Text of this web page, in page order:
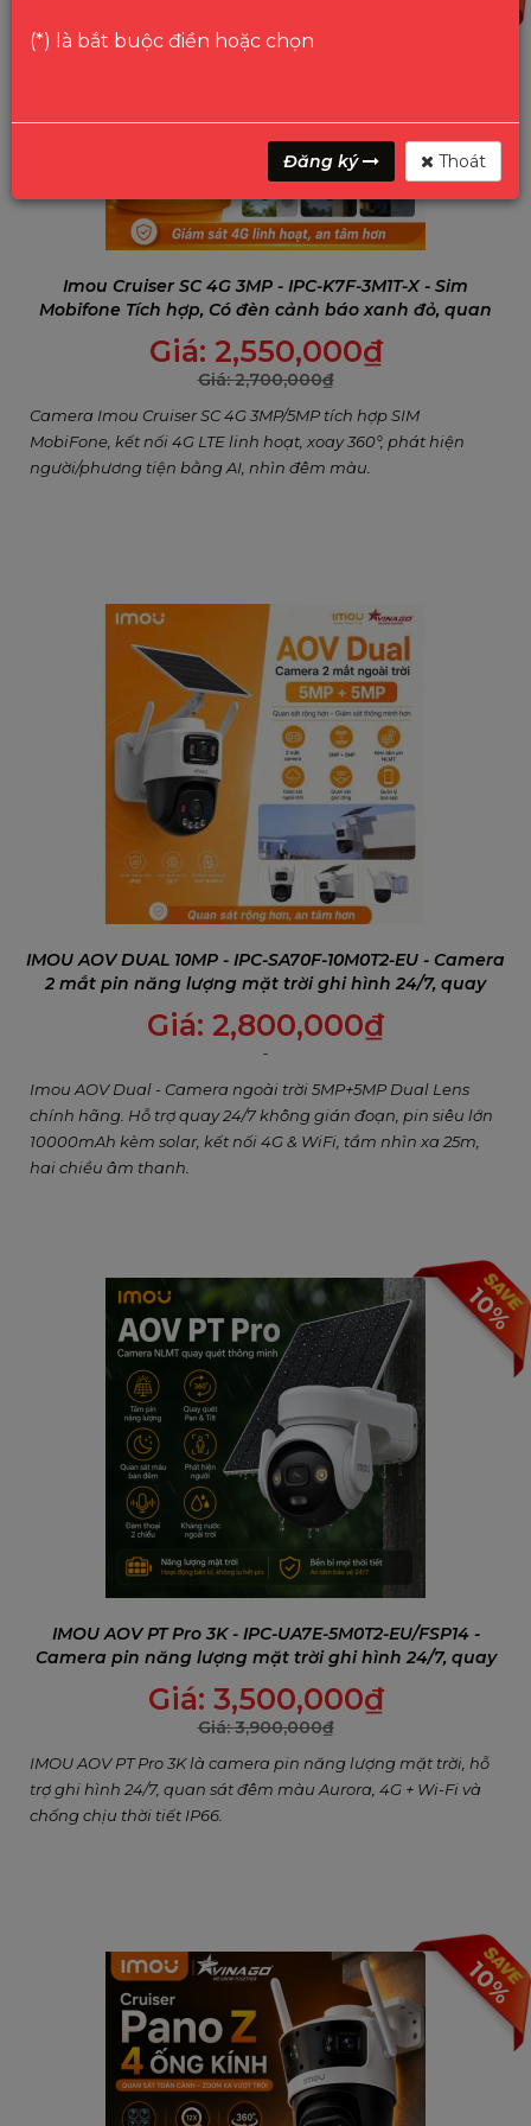
Imou Cruiser SC 4G 3MP - IPC-K7F-3M1T-X - Sim
Mobifone Tích hợp, Có đèn cảnh báo xanh đỏ, quan
Giá: 2,550,000₫
Giá:2,700,000₫
Camera Imou Cruiser SC 4G 3MP/5MP tích hợp SIM
MobiFone, kết nối 4G LTE linh hoạt, xoay 360°, phát hiện
người/phương tiện bằng AI, nhìn đêm màu.
IMOU AOV DUAL 10MP - IPC-SA70F-10M0T2-EU - Camera
2 mắt pin năng lượng mặt trời ghi hình 24/7, quay
quét 360° & kết nối 4G + Wi-Fi
Giá: 2,800,000₫
Imou AOV Dual - Camera ngoài trời 5MP+5MP Dual Lens
chính hãng. Hỗ trợ quay 24/7 không gián đoạn, pin siêu lớn
10000mAh kèm solar, kết nối 4G & WiFi, tầm nhìn xa 25m,
hai chiều âm thanh.
10%
IMOU AOV PT Pro 3K - IPC-UA7E-5M0T2-EU/FSP14 -
Camera pin năng lượng mặt trời ghi hình 24/7, quay
quét 360° & kết nối 4G + Wi-Fi
Giá: 3,500,000₫
Giá:3,900,000₫
IMOU AOV PT Pro 3K là camera pin năng lượng mặt trời, hỗ
trợ ghi hình 24/7, quan sát đêm màu Aurora, 4G + Wi-Fi và
chống chịu thời tiết IP66.
10%
(*) là bắt buộc điền hoặc chọn
Đăng ký Thoát